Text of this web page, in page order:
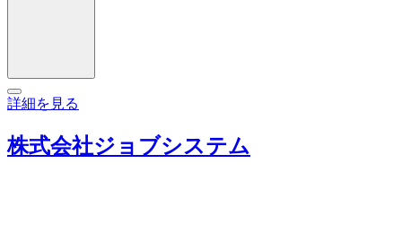
詳細を見る
株式会社ジョブシステム